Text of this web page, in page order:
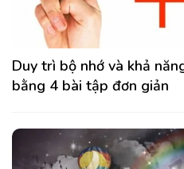
Duy trì bộ nhớ và khả
bằng 4 bài tập đơn giản